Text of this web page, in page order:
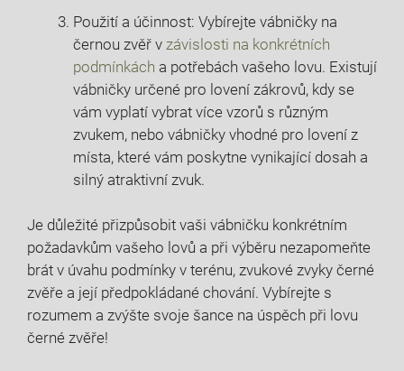
Použití a účinnost: Vybírejte vábničky na
černou zvěř v závislosti na konkrétních
podmínkách a potřebách vašeho lovu. Existují
vábničky určené pro lovení zákrovů, kdy se
vám vyplatí vybrat více vzorů s různým
zvukem, nebo vábničky vhodné pro lovení z
místa, které vám poskytne vynikající dosah a
silný atraktivní zvuk.
Je důležité přizpůsobit vaši vábničku konkrétním
požadavkům vašeho lovů a při výběru nezapomeňte
brát v úvahu podmínky v terénu, zvukové zvyky černé
zvěře a její předpokládané chování. Vybírejte s
rozumem a zvýšte svoje šance na úspěch při lovu
černé zvěře!